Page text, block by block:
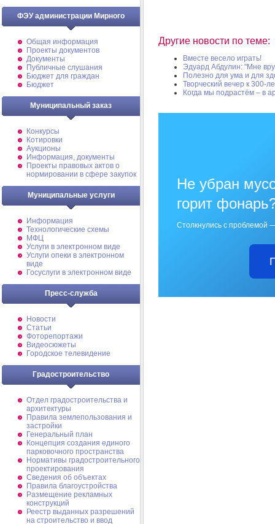
ФЭУ администрации Мирного
Общая информация
Проекты документов
Документы
Публичные слушания
Бюджет для граждан
Бюджет
Муниципальный заказ
Конкурсы
Котировки
Аукционы
Информация, документы
Проекты правовых актов о
нормировании в сфере закупок
Муниципальные услуги
Информация
Технологические схемы
МФЦ
Услуги в электронном виде
Услуги опеки в электронном
виде
Госуслуги в электронном виде
Пресс-служба
Новости
Статьи
Фоторепортажи
Видеосюжеты
Городское телевидение
Градостроительство
Отдел градостроительства и
архитектуры
Правила землепользования и
застройки
Генеральный план
Концепция создания единого
парковочного пространства
Нормативы градостроительного
проектирования
Сведения об объектах
Правила благоустройства
Размещение рекламных
конструкций
Реестр выданных разрешений
на строительство и ввод
Другие новости по теме:
Вместе весело играть!
Эдуард Абдулин: "Мне
Полезно для ума и для
Творческий вечер к 300-
Когда мы подрастём – в
Не убран
горит
Столкнулись с проблемой